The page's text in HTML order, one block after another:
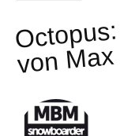
Der
Max